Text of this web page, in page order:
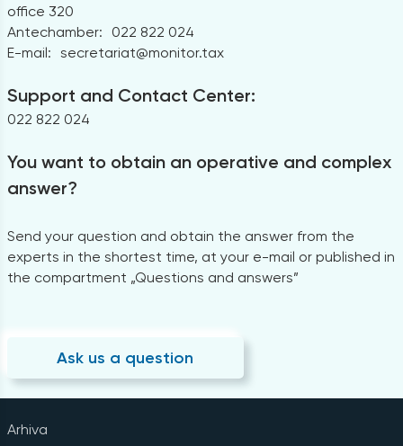
office 320
Antechamber:
022 822 024
E-mail: secretariat@monitor.tax
Support and Contact Center:
022 822 024
You want to obtain an operative and complex
answer?
Send your question and obtain the answer from the
experts in the shortest time, at your e-mail or published in
the compartment „Questions and answers”
Ask us a question
Arhiva